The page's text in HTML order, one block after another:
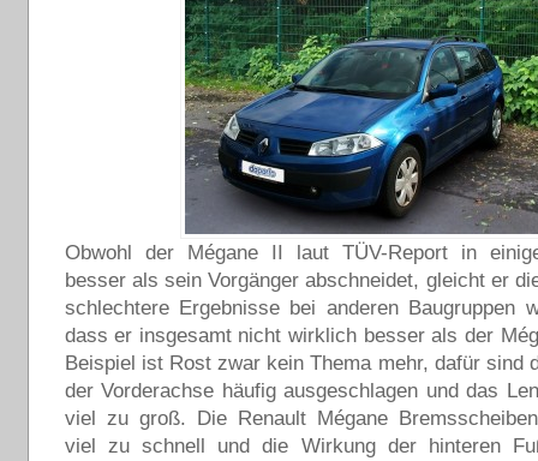
Obwohl der Mégane II laut TÜV-Report in
besser als sein Vorgänger abschneidet, gleicht er
schlechtere Ergebnisse bei anderen Baugruppen
dass er insgesamt nicht wirklich besser als der
Beispiel ist Rost zwar kein Thema mehr, dafür sind
der Vorderachse häufig ausgeschlagen und das
viel zu groß. Die Renault Mégane
viel zu schnell und die Wirkung der hinteren